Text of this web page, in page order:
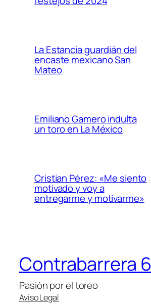
La Estancia guardián del
encaste mexicano San
Mateo
Emiliano Gamero indulta
un toro en La México
Cristian Pérez: «Me siento
motivado y voy a
entregarme y motivarme»
Contrabarrera 6
Pasión por el toreo
Aviso Legal